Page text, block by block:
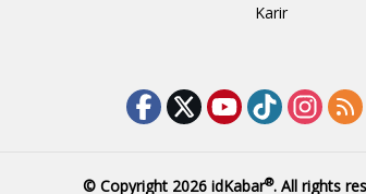
Karir
© Copyright 2026 idKabar®. All rights